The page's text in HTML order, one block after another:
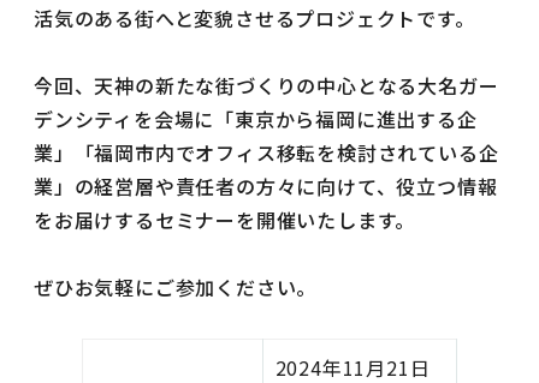
活気のある街へと変貌させるプロジェクトです。
今回、天神の新たな街づくりの中心となる大名ガー
デンシティを会場に「東京から福岡に進出する企
業」「福岡市内でオフィス移転を検討されている企
業」の経営層や責任者の方々に向けて、役立つ情報
をお届けするセミナーを開催いたします。
ぜひお気軽にご参加ください。
2024年11月21日